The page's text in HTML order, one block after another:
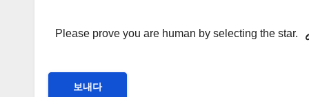
Please prove you are human by selecting the star.